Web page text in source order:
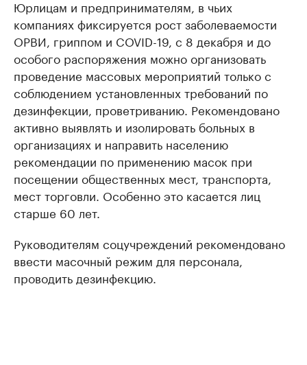
Юрлицам и предпринимателям, в чьих
компаниях фиксируется рост заболеваемости
ОРВИ, гриппом и COVID-19, с 8 декабря и до
особого распоряжения можно организовать
проведение массовых мероприятий только с
соблюдением установленных требований по
дезинфекции, проветриванию. Рекомендовано
активно выявлять и изолировать больных в
организациях и направить населению
рекомендации по применению масок при
посещении общественных мест, транспорта,
мест торговли. Особенно это касается лиц
старше 60 лет.
Руководителям соцучреждений рекомендовано
ввести масочный режим для персонала,
проводить дезинфекцию.